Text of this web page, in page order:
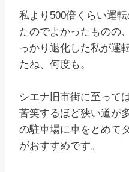
私より500倍くらい運
たのでよかったものの
っかり退化した私が運
たね、何度も。
シエナ旧市街に至って
苦笑するほど狭い道が
の駐車場に車をとめて
がおすすめです。